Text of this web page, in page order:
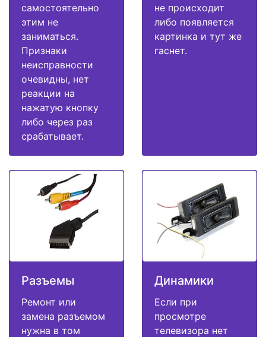
самостоятельно
этим не
заниматься.
Признаки
неисправности
очевидны, нет
реакции на
нажатую кнопку
либо через раз
срабатывает.
не происходит
либо появляется
картинка и тут же
гаснет.
Разъемы
Ремонт или
замена разъемом
нужна в том
Динамики
Если при
просмотре
телевизора нет